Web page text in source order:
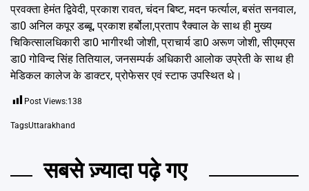
प्रवक्ता हेमंत द्विवेदी, प्रकाश रावत, चंदन बिष्ट, मदन फर्त्याल, बसंत सनवाल,
डा0 अनिल कपूर डब्बू, प्रकाश हर्बोला,प्रताप रैक्वाल के साथ ही मुख्य
चिकित्सालधिकारी डा0 भागीरथी जोशी, प्राचार्य डा0 अरूण जोशी, सीएमएस
डा0 गोविन्द सिंह तितियाल, जनसम्पर्क अधिकारी आलोक उप्रेती के साथ ही
मेडिकल कालेज के डाक्टर, प्रोफेसर एवं स्टाफ उपस्थित थे।
Post Views:138
TagsUttarakhand
सबसे ज़्यादा पढ़े गए